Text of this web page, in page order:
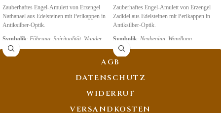
Zauberhaftes Engel-Amulett von Erzengel
Nathanael aus Edelsteinen mit Perlkappen in
Antiksilber-Optik.
Symbolik: Führung Spiritualität, Wunder
Zauberhaftes Engel-Amulett von Erzengel
Zadkiel aus Edelsteinen mit Perlkappen in
Antiksilber-Optik.
Symbolik: Neubeginn, Wandlung,
Transformation
AGB
DATENSCHUTZ
WIDERRUF
VERSANDKOSTEN